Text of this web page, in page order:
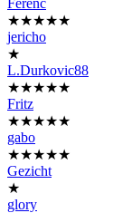
Ferenc
★★★★★
jericho
★
L.Durkovic88
★★★★★
Fritz
★★★★★
gabo
★★★★★
Gezicht
★
glory